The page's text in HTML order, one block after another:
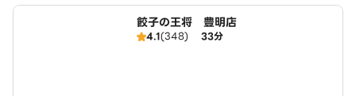
餃子の王将 豊明店
4.1(348) 33分